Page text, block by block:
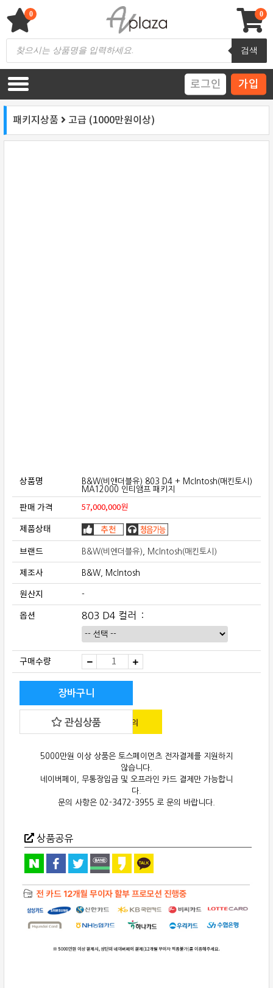
content
AV 플라자
하이파이 / 홈씨어터 전문 쇼핑몰
Products
search
검색
0
0
로그인 가입
패키지상품 고급 (1000만원이상)
상품명
B&W(비앤더블유) 803 D4 + McIntosh(매킨토시)
MA12000 인티앰프 패키지
판매 가격 57,000,000원
제품상태
브랜드 B&W(비엔더블유) McIntosh(매킨토시)
제조사 B&W, McIntosh
원산지 -
옵션 803 D4 컬러
구매수량
더
블
유)
803
D4
McIntosh(매
킨
MA12000
인
앰
프
키
장바구니
관심상품
5000만원 이상 상품은 토스페이먼츠 전자결제를 지원하지
않습니다.
네이버페이, 무통장입금 및 오프라인 카드 결제만 가능합니
다.
문의 사항은 02-3472-3955 로 문의 바랍니다.
상품공유